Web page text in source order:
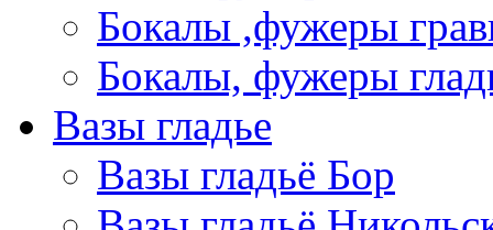
Бокалы ,фужеры
Бокалы, фужеры
Вазы гладье
Вазы гладьё Бор